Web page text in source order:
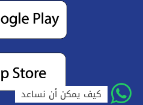
كيف يمكن أن نساعد